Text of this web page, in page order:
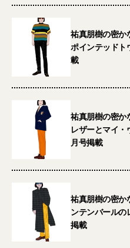
祐真朋樹の密か
ポインテッドト
載
祐真朋樹の密か
レザーとマイ・
月号掲載
祐真朋樹の密か
ンテンバールの
掲載